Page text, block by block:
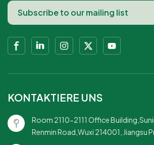
KONTAKTIERE UNS
Room 2110-2111 Office
Renmin Road,Wuxi 214001, Jiangsu